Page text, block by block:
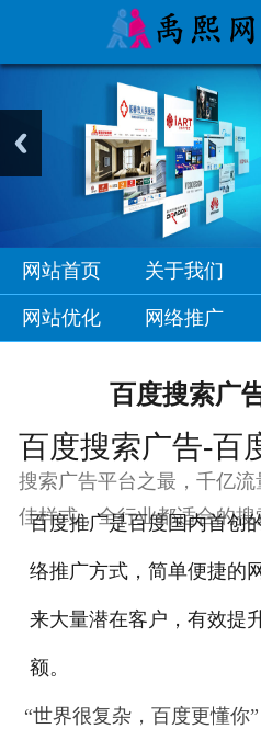
网站首页 关于我们
网站优化 网络推广
百度搜索广
百度搜索广告-百
搜索广告平台之最，千亿
佳样式，全行业都适合的搜
百度推广是百度国内首创
络推广方式，简单便捷的
来大量潜在客户，有效提
额。
“世界很复杂，百度更懂你